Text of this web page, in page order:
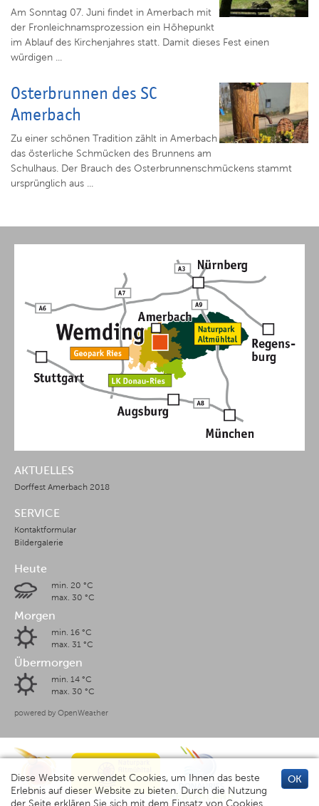
Am Sonntag 07. Juni findet in Amerbach mit
der Fronleichnamsprozession ein Höhepunkt
im Ablauf des Kirchenjahres statt. Damit dieses Fest einen
würdigen ...
Osterbrunnen des SC
Amerbach
Zu einer schönen Tradition zählt in Amerbach
das österliche Schmücken des Brunnens am
Schulhaus. Der Brauch des Osterbrunnenschmückens stammt
ursprünglich aus ...
AKTUELLES
Dorffest Amerbach 2018
SERVICE
Kontaktformular
Bildergalerie
Heute
min. 20 °C
max. 30 °C
Morgen
min. 16 °C
max. 31 °C
Übermorgen
min. 14 °C
max. 30 °C
powered by OpenWeather
Diese Website verwendet Cookies, um Ihnen das beste
Erlebnis auf dieser Website zu bieten. Durch die Nutzung
der Seite erklären Sie sich mit dem Einsatz von Cookies
OK